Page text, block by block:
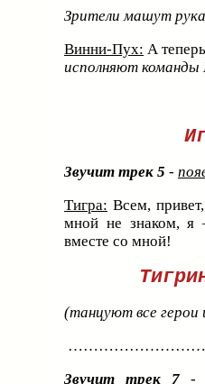
Зрители машут
Винни-Пух: А
исполняют команды
Звучит трек 5 -
Тигра: Всем,
мной не знаком, я
вместе со мной!
(танцуют все
Звучит трек 7